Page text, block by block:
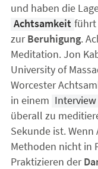
und haben die
Achtsamkeit führt
zurBeruhigung.
Meditation. Jon
University of
Worcester
in einem Interview
überall zu
Sekunde ist.
Methoden nicht in
Praktizieren der